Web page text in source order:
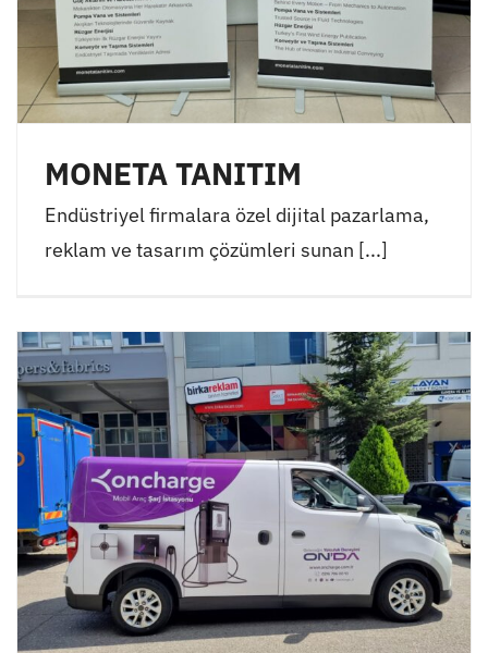
MONETA TANITIM
Endüstriyel firmalara özel dijital pazarlama,
reklam ve tasarım çözümleri sunan [...]